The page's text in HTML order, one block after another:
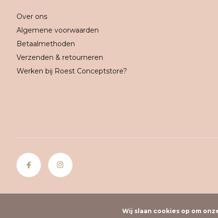
Over ons
Algemene voorwaarden
Betaalmethoden
Verzenden & retourneren
Werken bij Roest Conceptstore?
Wij slaan cookies op om